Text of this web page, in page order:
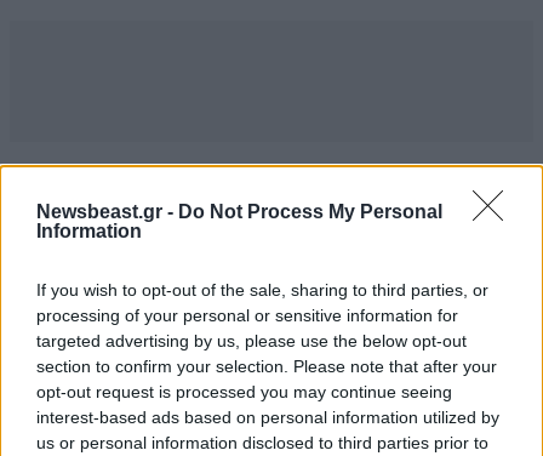
Newsbeast.gr - Do Not Process My Personal
Information
If you wish to opt-out of the sale, sharing to third parties, or
processing of your personal or sensitive information for
targeted advertising by us, please use the below opt-out
section to confirm your selection. Please note that after your
opt-out request is processed you may continue seeing
interest-based ads based on personal information utilized by
us or personal information disclosed to third parties prior to
MARKET NEWS
Εργοθεραπεία,
Φυσικοθεραπεία ή
Λογοθεραπεία; Οδηγός
σπουδών και επαγγελματικών
προοπτικών